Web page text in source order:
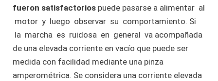
fueron satisfactorios puede pasarse a alimentar al
motor y luego observar su comportamiento. Si
la marcha es ruidosa en general va acompañada
de una elevada corriente en vacío que puede ser
medida con facilidad mediante una pinza
amperométrica. Se considera una corriente elevada